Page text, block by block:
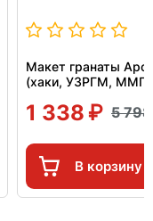
Макет гранаты
(хаки, УЗРГМ, ММГ)
1 338 5
В корзину